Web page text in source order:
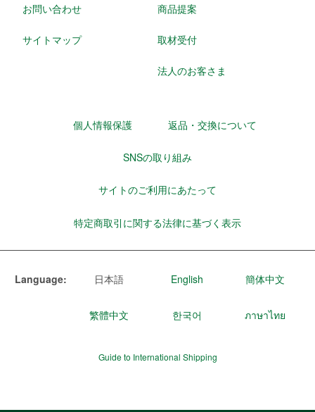
お問い合わせ
サイトマップ
商品提案
取材受付
法人のお客さま
個人情報保護 返品・交換について
SNSの取り組み
サイトのご利用にあたって
特定商取引に関する法律に基づく表示
Language: 日本語 English 簡体中文
繁體中文 한국어 ภาษาไทย
Guide to International Shipping